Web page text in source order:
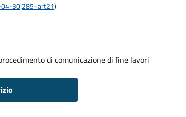
30;285~art21)
di comunicazione di fine lavori